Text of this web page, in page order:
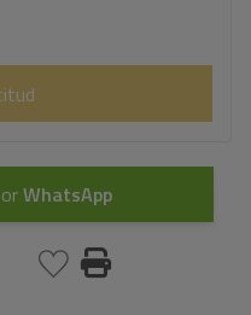
WhatsApp